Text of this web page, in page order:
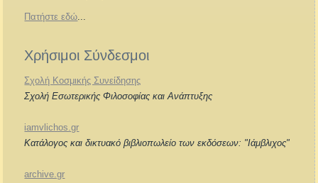
Πατήστε εδώ...
Χρήσιμοι Σύνδεσμοι
Σχολή Κοσμικής Συνείδησης
Σχολή Εσωτερικής Φιλοσοφίας και Ανάπτυξης
iamvlichos.gr
Κατάλογος και δικτυακό βιβλιοπωλείο των εκδόσεων: "Ιάμβλιχος"
archive.gr